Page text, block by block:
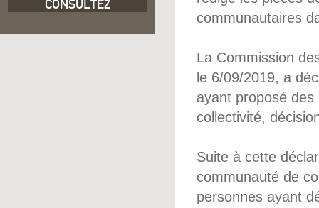
CONSULTEZ
communautaires
La Commission
le 6/09/2019, a
ayant proposé
collectivité,
Suite à cette
communauté de
personnes ayant